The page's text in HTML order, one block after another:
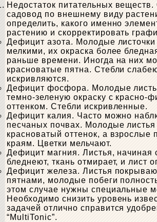
Недостаток питательных
садовод по внешнему виду
определить, какого именно
растению и скорректировать
Дефицит азота. Молодые листочки
мелкими, их окраска более
раньше времени. Иногда на них
красноватые пятна. Стебли
искривляются.
Дефицит фосфора. Молодые
темно-зеленую окраску с красно-
оттенком. Стебли искривленные.
Дефицит калия. Часто можно
песчаных почвах. Молодые
красноватый оттенок, а взрослые
краям. Цветки мельчают.
Дефицит магния. Листья, начиная
бледнеют, ткань отмирает, и лист
Дефицит железа. Листья
пятнами, молодые побеги
этом случае нужны специальные
Необходимо снизить уровень
задачей отлично справится
“MultiTonic”.